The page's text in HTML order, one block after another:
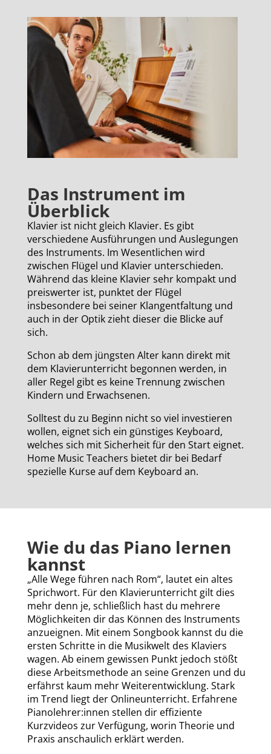
Das Instrument im
Überblick
Klavier ist nicht gleich Klavier. Es gibt
verschiedene Ausführungen und Auslegungen
des Instruments. Im Wesentlichen wird
zwischen Flügel und Klavier unterschieden.
Während das kleine Klavier sehr kompakt und
preiswerter ist, punktet der Flügel
insbesondere bei seiner Klangentfaltung und
auch in der Optik zieht dieser die Blicke auf
sich.
Schon ab dem jüngsten Alter kann direkt mit
dem Klavierunterricht begonnen werden, in
aller Regel gibt es keine Trennung zwischen
Kindern und Erwachsenen.
Solltest du zu Beginn nicht so viel investieren
wollen, eignet sich ein günstiges Keyboard,
welches sich mit Sicherheit für den Start eignet.
Home Music Teachers bietet dir bei Bedarf
spezielle Kurse auf dem Keyboard an.
Wie du das Piano lernen
kannst
„Alle Wege führen nach Rom“, lautet ein altes
Sprichwort. Für den Klavierunterricht gilt dies
mehr denn je, schließlich hast du mehrere
Möglichkeiten dir das Können des Instruments
anzueignen. Mit einem Songbook kannst du die
ersten Schritte in die Musikwelt des Klaviers
wagen. Ab einem gewissen Punkt jedoch stößt
diese Arbeitsmethode an seine Grenzen und du
erfährst kaum mehr Weiterentwicklung. Stark
im Trend liegt der Onlineunterricht. Erfahrene
Pianolehrer:innen stellen dir effiziente
Kurzvideos zur Verfügung, worin Theorie und
Praxis anschaulich erklärt werden.